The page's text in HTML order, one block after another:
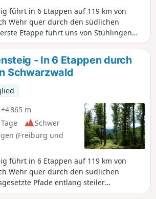
führt in 6 Etappen auf 119 km von
Wehr quer durch den südlichen
Etappe führt uns von Stühlingen
der Wutachflühen. Hoch über der
auf schmalen Wegen und
Wir passieren mehrere Male die
und mit etwas Glück
vorbeidampfen. Der Buchberg
fordert uns im letzten Drittel der Tour,
absteigen.
- In 6 Etappen durch
Schwarzwald
+4 865 m
Schwer
(Freiburg und
führt in 6 Etappen auf 119 km von
Wehr quer durch den südlichen
Pfade entlang steiler
spektakulären Tiefblicken.